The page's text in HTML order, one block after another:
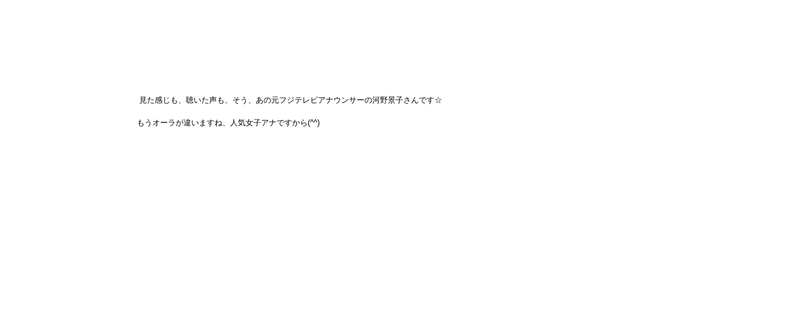
見た感じも、聴いた声も、そう、あの元フジテレビアナウンサーの河野景子さんです☆
もうオーラが違いますね、人気女子アナですから(^^)